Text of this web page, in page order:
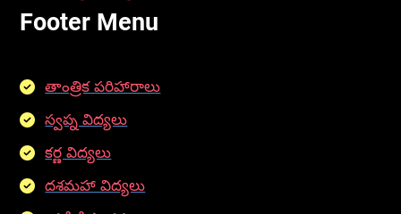
Footer Menu
తాంత్రిక పరిహారాలు
స్వప్న విద్యలు
కర్ణ విద్యలు
దశమహా విద్యలు